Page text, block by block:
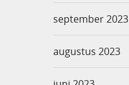
september 2023
augustus 2023